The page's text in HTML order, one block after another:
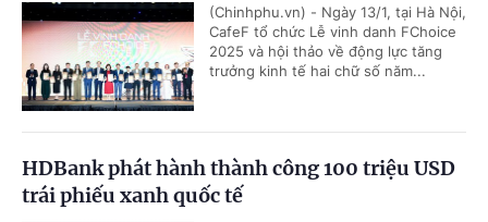
(Chinhphu.vn) - Ngày 13/1, tại Hà Nội,
CafeF tổ chức Lễ vinh danh FChoice
2025 và hội thảo về động lực tăng
trưởng kinh tế hai chữ số năm...
HDBank phát hành thành công 100 triệu USD
trái phiếu xanh quốc tế